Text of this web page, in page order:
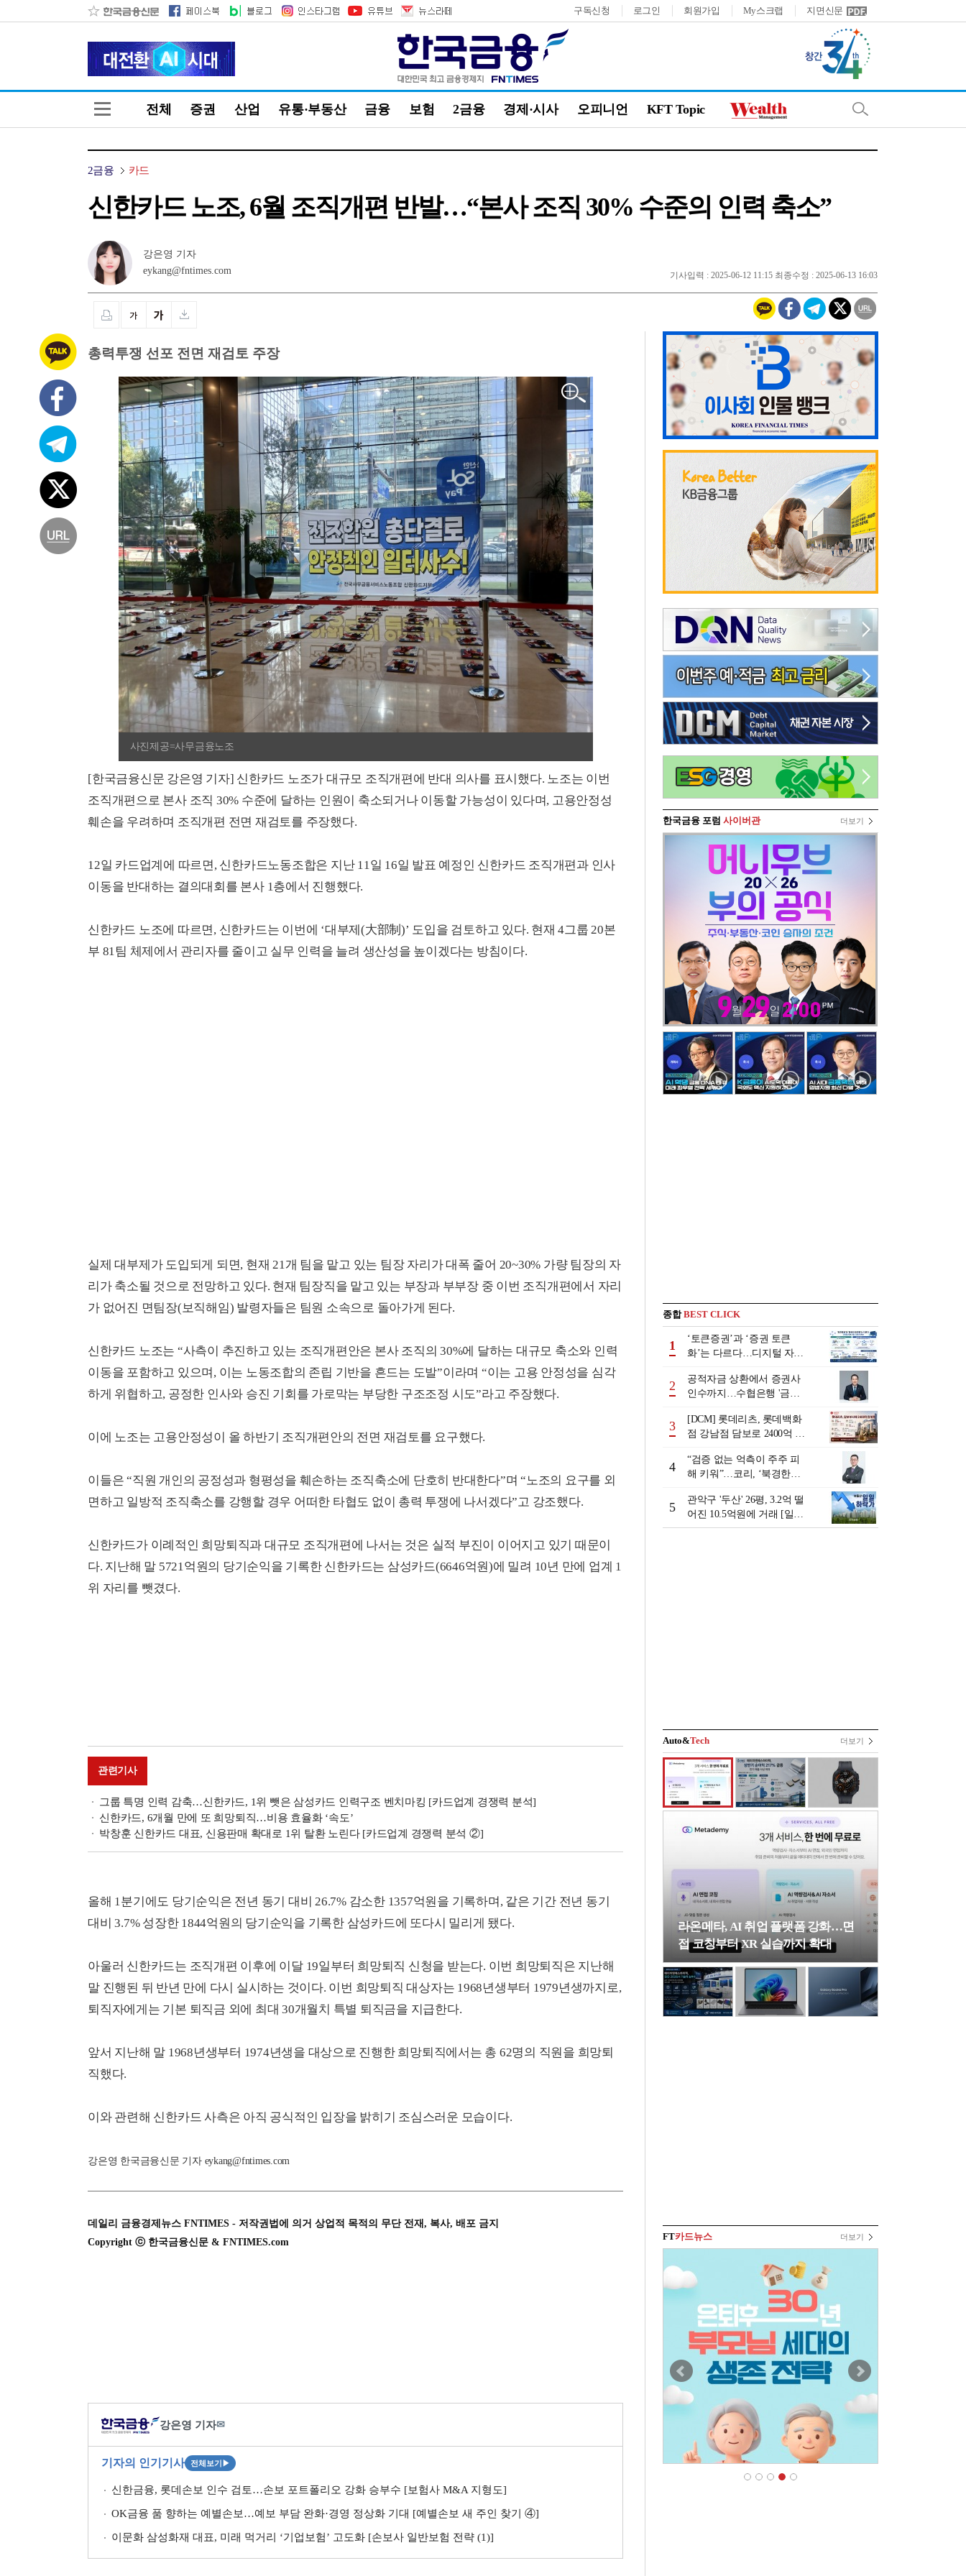
구독신청 로그인 회원가입 My스크랩 지면신문
전체 증권 산업 유통·부동산 금융 보험 2금융 경제·시사 오피니언 KFT Topic
2금융 카드
신한카드 노조, 6월 조직개편 반발…“본사 조직 30% 수준의 인력 축소”
강은영 기자
eykang@fntimes.com
기사입력 : 2025-06-12 11:15 최종수정 : 2025-06-13 16:03
총력투쟁 선포 전면 재검토 주장
사진제공=사무금융노조
[한국금융신문 강은영 기자] 신한카드 노조가 대규모 조직개편에 반대 의사를 표시했다. 노조는 이번
조직개편으로 본사 조직 30% 수준에 달하는 인원이 축소되거나 이동할 가능성이 있다며, 고용안정성
훼손을 우려하며 조직개편 전면 재검토를 주장했다.
12일 카드업계에 따르면, 신한카드노동조합은 지난 11일 16일 발표 예정인 신한카드 조직개편과 인사
이동을 반대하는 결의대회를 본사 1층에서 진행했다.
신한카드 노조에 따르면, 신한카드는 이번에 ‘대부제(大部制)’ 도입을 검토하고 있다. 현재 4그룹 20본
부 81팀 체제에서 관리자를 줄이고 실무 인력을 늘려 생산성을 높이겠다는 방침이다.
실제 대부제가 도입되게 되면, 현재 21개 팀을 맡고 있는 팀장 자리가 대폭 줄어 20~30% 가량 팀장의 자
리가 축소될 것으로 전망하고 있다. 현재 팀장직을 맡고 있는 부장과 부부장 중 이번 조직개편에서 자리
가 없어진 면팀장(보직해임) 발령자들은 팀원 소속으로 돌아가게 된다.
신한카드 노조는 “사측이 추진하고 있는 조직개편안은 본사 조직의 30%에 달하는 대규모 축소와 인력
이동을 포함하고 있으며, 이는 노동조합의 존립 기반을 흔드는 도발”이라며 “이는 고용 안정성을 심각
하게 위협하고, 공정한 인사와 승진 기회를 가로막는 부당한 구조조정 시도”라고 주장했다.
이에 노조는 고용안정성이 올 하반기 조직개편안의 전면 재검토를 요구했다.
이들은 “직원 개인의 공정성과 형평성을 훼손하는 조직축소에 단호히 반대한다”며 “노조의 요구를 외
면하고 일방적 조직축소를 강행할 경우 어떠한 타협도 없이 총력 투쟁에 나서겠다”고 강조했다.
신한카드가 이례적인 희망퇴직과 대규모 조직개편에 나서는 것은 실적 부진이 이어지고 있기 때문이
다. 지난해 말 5721억원의 당기순익을 기록한 신한카드는 삼성카드(6646억원)에 밀려 10년 만에 업계 1
위 자리를 뺏겼다.
관련기사
그룹 특명 인력 감축…신한카드, 1위 뺏은 삼성카드 인력구조 벤치마킹 [카드업계 경쟁력 분석]
신한카드, 6개월 만에 또 희망퇴직…비용 효율화 ‘속도’
박창훈 신한카드 대표, 신용판매 확대로 1위 탈환 노린다 [카드업계 경쟁력 분석 ②]
올해 1분기에도 당기순익은 전년 동기 대비 26.7% 감소한 1357억원을 기록하며, 같은 기간 전년 동기
대비 3.7% 성장한 1844억원의 당기순익을 기록한 삼성카드에 또다시 밀리게 됐다.
아울러 신한카드는 조직개편 이후에 이달 19일부터 희망퇴직 신청을 받는다. 이번 희망퇴직은 지난해
말 진행된 뒤 반년 만에 다시 실시하는 것이다. 이번 희망퇴직 대상자는 1968년생부터 1979년생까지로,
퇴직자에게는 기본 퇴직금 외에 최대 30개월치 특별 퇴직금을 지급한다.
앞서 지난해 말 1968년생부터 1974년생을 대상으로 진행한 희망퇴직에서는 총 62명의 직원을 희망퇴
직했다.
이와 관련해 신한카드 사측은 아직 공식적인 입장을 밝히기 조심스러운 모습이다.
강은영 한국금융신문 기자 eykang@fntimes.com
데일리 금융경제뉴스 FNTIMES - 저작권법에 의거 상업적 목적의 무단 전재, 복사, 배포 금지
Copyright ⓒ 한국금융신문 & FNTIMES.com
강은영 기자✉
기자의 인기기사 전체보기 ▶
신한금융, 롯데손보 인수 검토…손보 포트폴리오 강화 승부수 [보험사 M&A 지형도]
OK금융 품 향하는 예별손보…예보 부담 완화·경영 정상화 기대 [예별손보 새 주인 찾기 ④]
이문화 삼성화재 대표, 미래 먹거리 ‘기업보험’ 고도화 [손보사 일반보험 전략 (1)]
한국금융 포럼 사이버관 더보기
종합BEST CLICK
1
‘토큰증권’과 ‘증권 토큰
화’는 다르다…디지털 자본
2
공적자금 상환에서 증권사
인수까지…수협은행 '금융
행 금융그룹의 꿈①]
3
[DCM] 롯데리츠, 롯데백화
점 강남점 담보로 2400억 조
4
“검증 없는 억측이 주주 피
해 키워”…코리, ‘북경한미
5
관악구 '두산' 26평, 3.2억 떨
어진 10.5억원에 거래 [일일
하락가]
Auto&Tech 더보기
라온메타, AI 취업 플랫폼 강화…면
접 코칭부터 XR 실습까지 확대
FT카드뉴스 더보기